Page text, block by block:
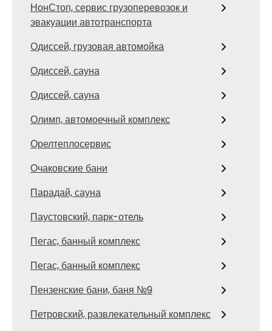
НонСтоп, сервис грузоперевозок и
эвакуации автотранспорта
Одиссей, грузовая автомойка
Одиссей, сауна
Одиссей, сауна
Олимп, автомоечный комплекс
Орелтеплосервис
Очаковские бани
Парадай, сауна
Паустовский, парк-отель
Пегас, банный комплекс
Пегас, банный комплекс
Пензенские бани, баня №9
Петровский, развлекательный комплекс